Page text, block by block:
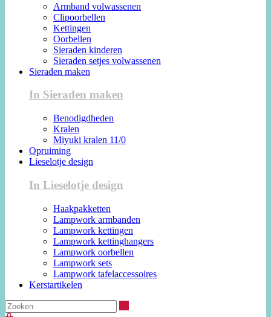
Armband volwassenen
Clipoorbellen
Kettingen
Oorbellen
Sieraden kinderen
Sieraden setjes volwassenen
Sieraden maken
In Sieraden maken
Benodigdheden
Kralen
Miyuki kralen 11/0
Opruiming
Lieselotje design
In Lieselotje design
Haakpakketten
Lampwork armbanden
Lampwork kettingen
Lampwork kettinghangers
Lampwork oorbellen
Lampwork sets
Lampwork tafelaccessoires
Kerstartikelen